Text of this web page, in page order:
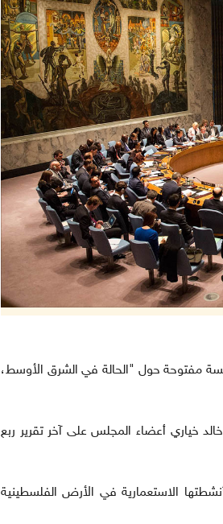
جلسة مفتوحة حول "الحالة في الشرق الأوسط،
خياري أعضاء المجلس على آخر تقرير ربع
إسرائيل بوقف جميع أنشطتها الاستعمارية في الأرض الفلسطينية